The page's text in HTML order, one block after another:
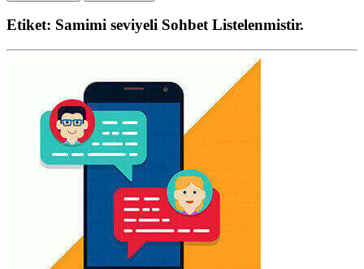
Etiket: Samimi seviyeli SohbetListelenmistir.